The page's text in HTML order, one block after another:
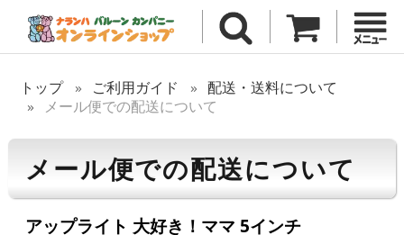
トップ ご利用ガイド
配送・送料について
メール便での配送について
メール便での配送について
アップライト 大好き！ママ 5インチ